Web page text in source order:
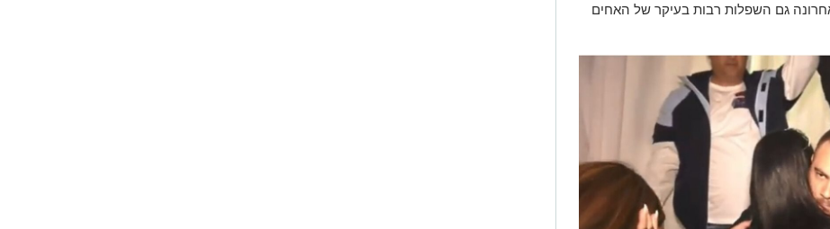
גם השפלות רבות בעיקר של האחים